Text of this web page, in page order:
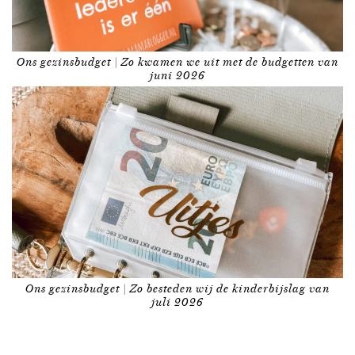
Ons gezinsbudget | Zo kwamen we uit met de budgetten van
juni 2026
Ons gezinsbudget | Zo besteden wij de kinderbijslag van
juli 2026